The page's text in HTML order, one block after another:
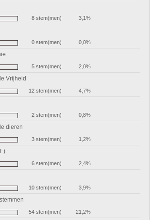
8 stem(men) 3,1%
0 stem(men) 0,0%
5 stem(men) 2,0%
Vrijheid
12 stem(men) 4,7%
2 stem(men) 0,8%
dieren
3 stem(men) 1,2%
6 stem(men) 2,4%
10 stem(men) 3,9%
54 stem(men) 21,2%